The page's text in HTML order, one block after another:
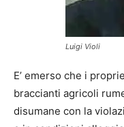
Luigi Violi
E’ emerso che i
braccianti agricoli
disumane con la